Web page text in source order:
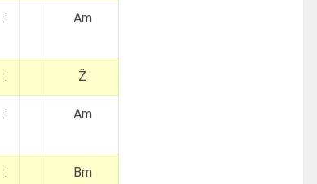
: Am
: Ž
: Am
: Bm